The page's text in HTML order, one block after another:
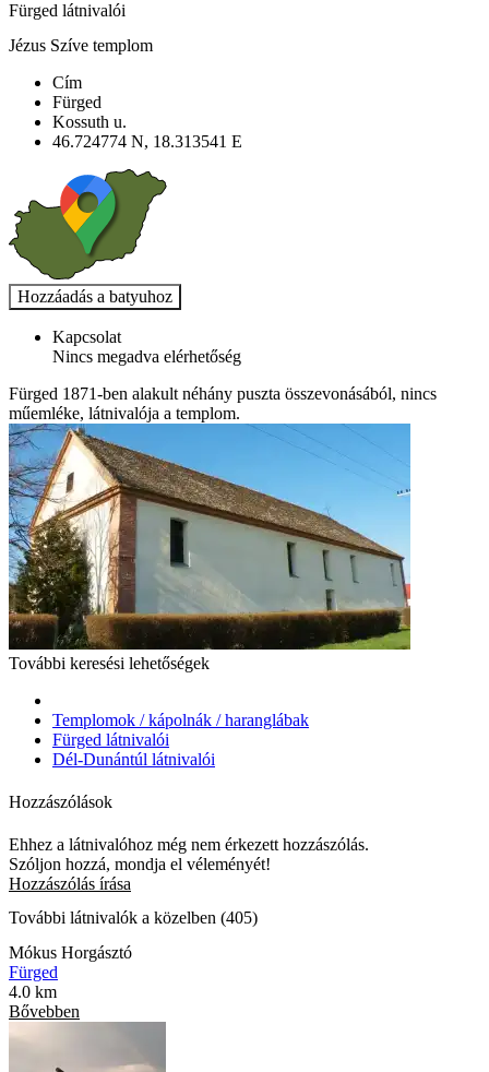
Fürged látnivalói
Jézus Szíve templom
Cím
Fürged
Kossuth u.
46.724774 N, 18.313541 E
Kapcsolat
Nincs megadva elérhetőség
Fürged 1871-ben alakult néhány puszta összevonásából, nincs
műemléke, látnivalója a templom.
További keresési lehetőségek
Templomok / kápolnák / haranglábak
Fürged látnivalói
Dél-Dunántúl látnivalói
Hozzászólások
Ehhez a látnivalóhoz még nem érkezett hozzászólás.
Szóljon hozzá, mondja el véleményét!
Hozzászólás írása
További látnivalók a közelben (405)
Mókus Horgásztó
Fürged
4.0 km
Bővebben